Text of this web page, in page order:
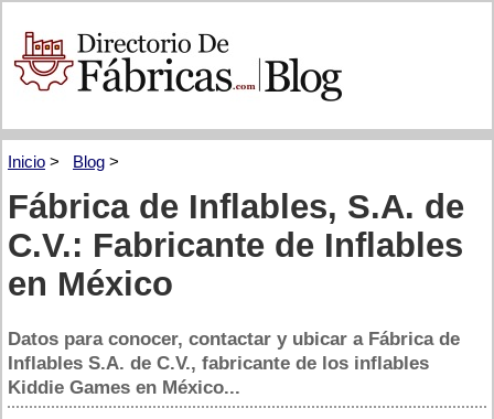
Inicio > Blog >
Fábrica de Inflables, S.A. de
C.V.: Fabricante de Inflables
en México
Datos para conocer, contactar y ubicar a Fábrica de
Inflables S.A. de C.V., fabricante de los inflables
Kiddie Games en México...